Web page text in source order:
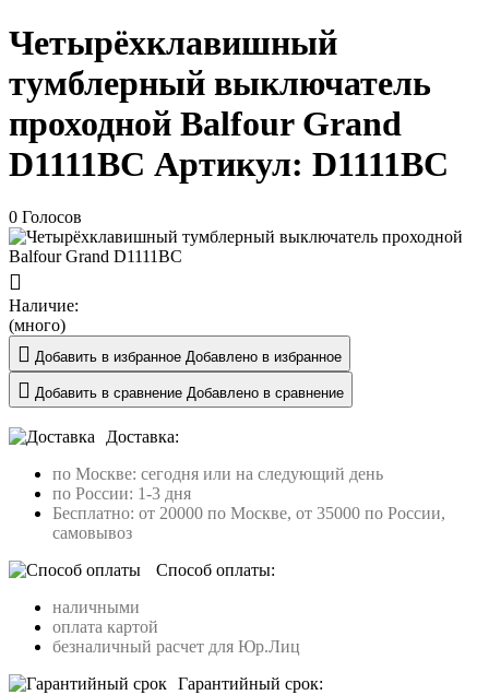
Четырёхклавишный
тумблерный выключатель
проходной Balfour Grand
D1111BC Артикул: D1111BC
0 Голосов
Наличие:
(много)
Добавить в избранное Добавлено в избранное
Добавить в сравнение Добавлено в сравнение
Доставка:
по Москве: сегодня или на следующий день
по России: 1-3 дня
Бесплатно: от 20000 по Москве, от 35000 по России,
самовывоз
Способ оплаты:
наличными
оплата картой
безналичный расчет для Юр.Лиц
Гарантийный срок: